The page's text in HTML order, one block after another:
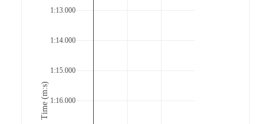
1:13.000
1:14.000
1:15.000
1:16.000
Time (m:s)